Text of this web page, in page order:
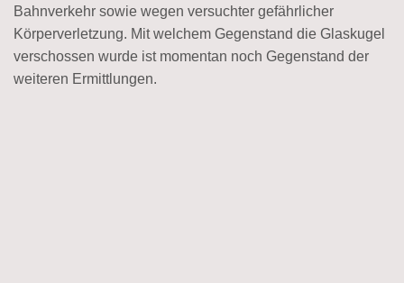
Bahnverkehr sowie wegen versuchter gefährlicher
Körperverletzung. Mit welchem Gegenstand die Glaskugel
verschossen wurde ist momentan noch Gegenstand der
weiteren Ermittlungen.